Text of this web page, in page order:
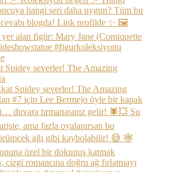
Spidey severler! The Amazing